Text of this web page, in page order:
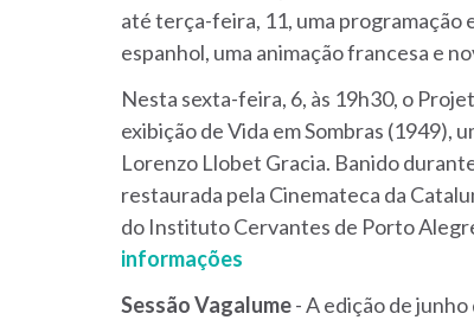
até terça-feira, 11, uma programação
espanhol, uma animação francesa e
Nesta sexta-feira, 6, às 19h30, o
exibição de Vida em Sombras (1949),
Lorenzo Llobet Gracia. Banido
restaurada pela Cinemateca da
do Instituto Cervantes de Porto
informações
Sessão Vagalume- A edição de